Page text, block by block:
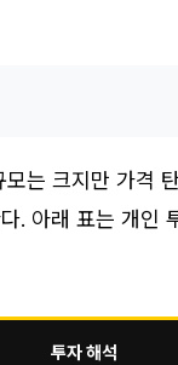
는 크지만 가격
. 아래 표는 개인
투자 해석